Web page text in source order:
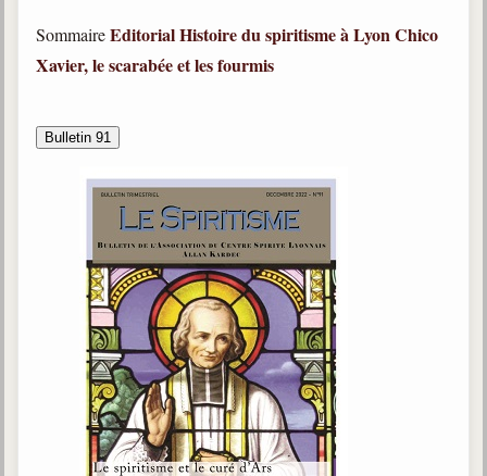
Maximes
Enregistrements
séance d'aide spirituelle
Diaporamas
Powerpoints
Enseignement
Cours dispensés au Centre
L'Agora
Posez-nous des questions
Consultez les réponses
SommaireEditorialHistoire du spiritisme à LyonChico
Xavier, le scarabée et les fourmis
Bulletin 91